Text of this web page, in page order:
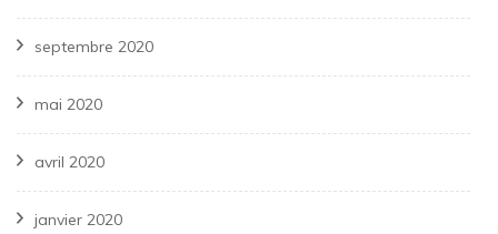
septembre 2020
mai 2020
avril 2020
janvier 2020